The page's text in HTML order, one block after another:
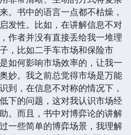
。书中的语言一点都不枯燥，
发性。比如，在讲解信息不对
作者并没有直接丢给我一堆理
，比如二手车市场和保险市
如何影响市场效率的，让我一
妙。我之前总觉得市场是万能
到，在信息不对称的情况下，
下的问题，这对我认识市场经
。而且，书中对博弈论的讲解
一些简单的博弈场景，我理解